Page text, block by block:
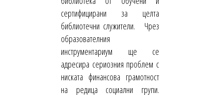
сертифицирани за целта
библиотечни служители. Чрез
образователния
инструментариум ще се
адресира сериозния проблем с
ниската финансова грамотност
на редица социални групи.